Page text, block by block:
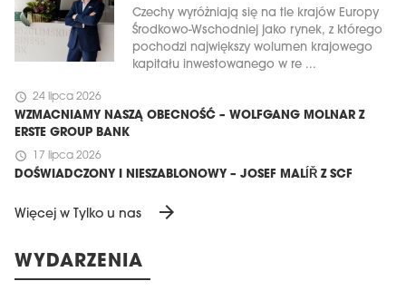
Czechy wyróżniają się na tle krajów Europy
Środkowo-Wschodniej jako rynek, z którego
pochodzi największy wolumen krajowego
kapitału inwestowanego w re ...
schedule 24 lipca 2026
WZMACNIAMY NASZĄ OBECNOŚĆ – WOLFGANG MOLNAR Z
ERSTE GROUP BANK
schedule 17 lipca 2026
DOŚWIADCZONY I NIESZABLONOWY – JOSEF MALÍŘ Z SCF
Więcej w Tylko u nas arrow_forward
WYDARZENIA